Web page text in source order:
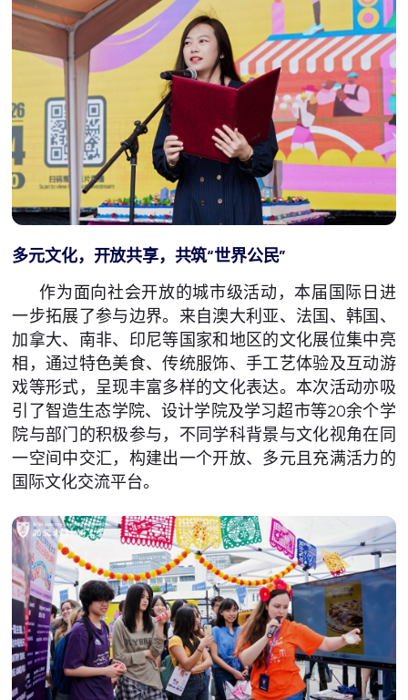
多元文化，开放共享，共筑“世界公民”
作为面向社会开放的城市级活动，本届国际日进
一步拓展了参与边界。来自澳大利亚、法国、韩国、
加拿大、南非、印尼等国家和地区的文化展位集中亮
相，通过特色美食、传统服饰、手工艺体验及互动游
戏等形式，呈现丰富多样的文化表达。本次活动亦吸
引了智造生态学院、设计学院及学习超市等20余个学
院与部门的积极参与，不同学科背景与文化视角在同
一空间中交汇，构建出一个开放、多元且充满活力的
国际文化交流平台。